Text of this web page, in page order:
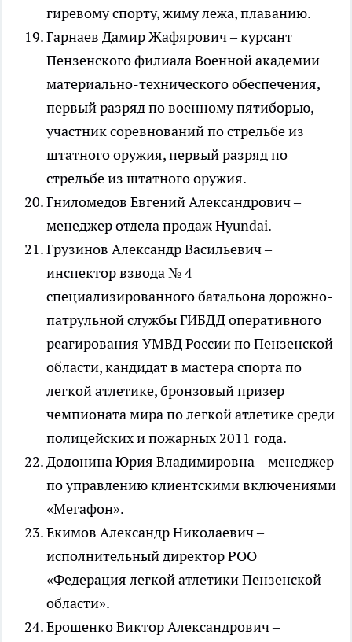
гиревому спорту, жиму лежа, плаванию.
Гарнаев Дамир Жафярович – курсант
Пензенского филиала Военной академии
материально-технического обеспечения,
первый разряд по военному пятиборью,
участник соревнований по стрельбе из
штатного оружия, первый разряд по
стрельбе из штатного оружия.
Гниломедов Евгений Александрович –
менеджер отдела продажHyundai.
Грузинов Александр Васильевич –
инспектор взвода № 4
специализированного батальона дорожно-
патрульной службы ГИБДД оперативного
реагирования УМВД России по Пензенской
области, кандидат в мастера спорта по
легкой атлетике, бронзовый призер
чемпионата мира по легкой атлетике среди
полицейских и пожарных 2011 года.
Додонина Юрия Владимировна – менеджер
по управлению клиентскими включениями
«Мегафон».
Екимов Александр Николаевич –
исполнительный директор РОО
«Федерация легкой атлетики Пензенской
области».
Ерошенко Виктор Александрович –